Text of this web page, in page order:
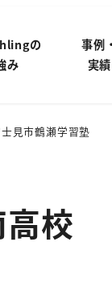
の
み
事例・
実績
市鶴瀬学習塾
校